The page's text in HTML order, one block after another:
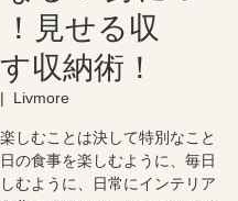
見せる収
収納術！
Livmore
しむことは決して特別なこと
の食事を楽しむように、毎日
むように、日常にインテリア